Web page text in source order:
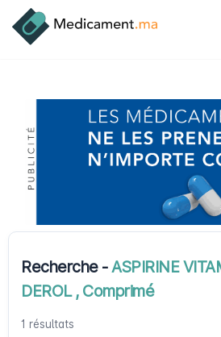
Recherche -ASPIRINE
DEROL , Comprimé
1 résultats